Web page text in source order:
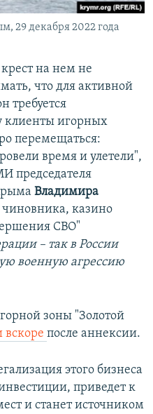
29 декабря 2022 года
на нем не
что для активной
требуется
клиенты игорных
перемещаться:
время и улетели",
председателя
Владимира
чиновника, казино
СВО"
– так в России
военную агрессию
зоны "Золотой
вскоре после аннексии.
этого бизнеса
приведет к
и станет источником